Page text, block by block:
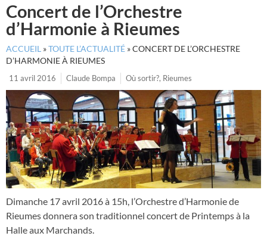
Concert de l’Orchestre
d’Harmonie à Rieumes
ACCUEIL »TOUTE L’ACTUALITÉ »CONCERT DE L’ORCHESTRE
D’HARMONIE À RIEUMES
11 avril 2016
Claude Bompa Où sortir?, Rieumes
Dimanche 17 avril 2016 à 15h, l’Orchestre d’Harmonie de
Rieumes donnera son traditionnel concert de Printemps à la
Halle aux Marchands.